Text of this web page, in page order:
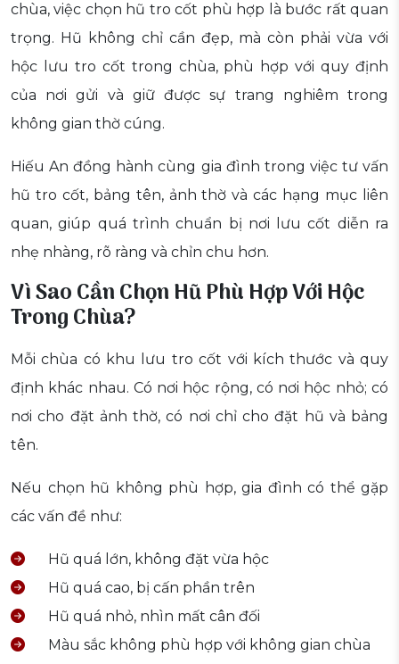
chùa, việc chọn hũ tro cốt phù hợp là bước rất quan
trọng. Hũ không chỉ cần đẹp, mà còn phải vừa với
hộc lưu tro cốt trong chùa, phù hợp với quy định
của nơi gửi và giữ được sự trang nghiêm trong
không gian thờ cúng.
Hiếu An đồng hành cùng gia đình trong việc tư vấn
hũ tro cốt, bảng tên, ảnh thờ và các hạng mục liên
quan, giúp quá trình chuẩn bị nơi lưu cốt diễn ra
nhẹ nhàng, rõ ràng và chỉn chu hơn.
Vì Sao Cần Chọn Hũ Phù Hợp Với Hộc
Trong Chùa?
Mỗi chùa có khu lưu tro cốt với kích thước và quy
định khác nhau. Có nơi hộc rộng, có nơi hộc nhỏ; có
nơi cho đặt ảnh thờ, có nơi chỉ cho đặt hũ và bảng
tên.
Nếu chọn hũ không phù hợp, gia đình có thể gặp
các vấn đề như:
Hũ quá lớn, không đặt vừa hộc
Hũ quá cao, bị cấn phần trên
Hũ quá nhỏ, nhìn mất cân đối
Màu sắc không phù hợp với không gian chùa